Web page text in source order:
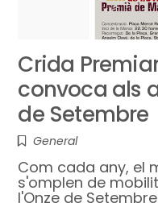
Crida
convoca als
de Setembre
General
Com cada any, el
s'omplen de
l'Onze de